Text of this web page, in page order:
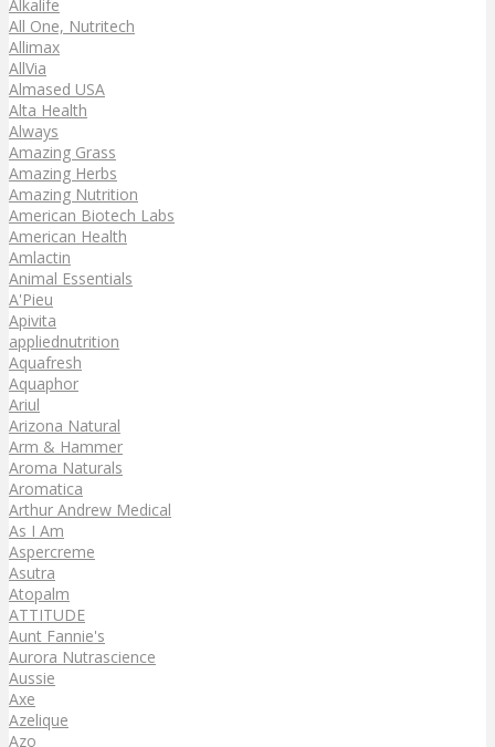
Alkalife
All One, Nutritech
Allimax
AllVia
Almased USA
Alta Health
Always
Amazing Grass
Amazing Herbs
Amazing Nutrition
American Biotech Labs
American Health
Amlactin
Animal Essentials
A'Pieu
Apivita
appliednutrition
Aquafresh
Aquaphor
Ariul
Arizona Natural
Arm & Hammer
Aroma Naturals
Aromatica
Arthur Andrew Medical
As I Am
Aspercreme
Asutra
Atopalm
ATTITUDE
Aunt Fannie's
Aurora Nutrascience
Aussie
Axe
Azelique
Azo